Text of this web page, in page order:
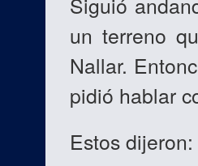
un terreno
Nallar.
pidió hablar
Estos